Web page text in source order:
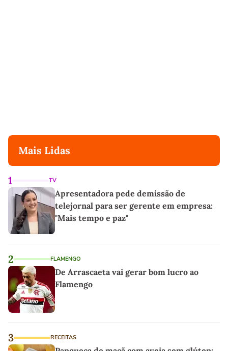
Mais Lidas
1 TV
Apresentadora pede demissão de
telejornal para ser gerente em empresa:
"Mais tempo e paz"
2 FLAMENGO
De Arrascaeta vai gerar bom lucro ao
Flamengo
3 RECEITAS